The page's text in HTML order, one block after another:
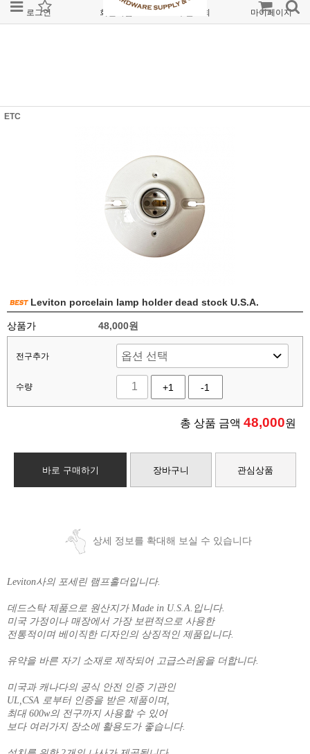
로그인 회원가입 주문조회 마이페이지
ETC
Leviton porcelain lamp holder dead stock U.S.A.
상품가 48,000원
전구추가
수량 +1 -1
총 상품 금액 48,000원
바로 구매하기 장바구니 관심상품
상세 정보를 확대해 보실 수 있습니다
Leviton사의 포세린 램프홀더입니다.
데드스탁 제품으로 원산지가 Made in U.S.A.입니다.
미국 가정이나 매장에서 가장 보편적으로 사용한
전통적이며 베이직한 디자인의 상징적인 제품입니다.
유약을 바른 자기 소재로 제작되어 고급스러움을 더합니다.
미국과 캐나다의 공식 안전 인증 기관인
UL,CSA 로부터 인증을 받은 제품이며,
최대 600w의 전구까지 사용할 수 있어
보다 여러가지 장소에 활용도가 좋습니다.